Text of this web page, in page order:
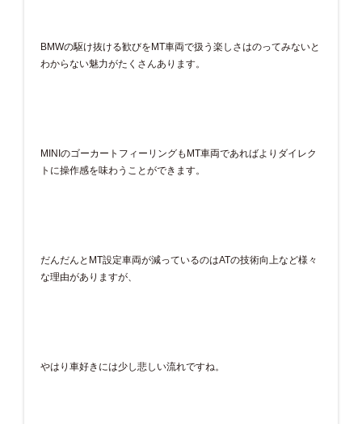
BMWの駆け抜ける歓びをMT車両で扱う楽しさはのってみないと
わからない魅力がたくさんあります。
MINIのゴーカートフィーリングもMT車両であればよりダイレク
トに操作感を味わうことができます。
だんだんとMT設定車両が減っているのはATの技術向上など様々
な理由がありますが、
やはり車好きには少し悲しい流れですね。